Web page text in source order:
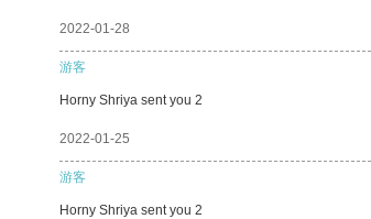
2022-01-28
游客
Horny Shriya sent you 2
2022-01-25
游客
Horny Shriya sent you 2